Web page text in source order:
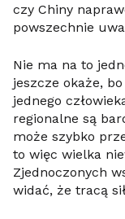
czy Chiny
powszechnie
Nie ma na to
jeszcze okaże,
jednego
regionalne są
może szybko
to więc wielka
Zjednoczonych
widać, że tracą